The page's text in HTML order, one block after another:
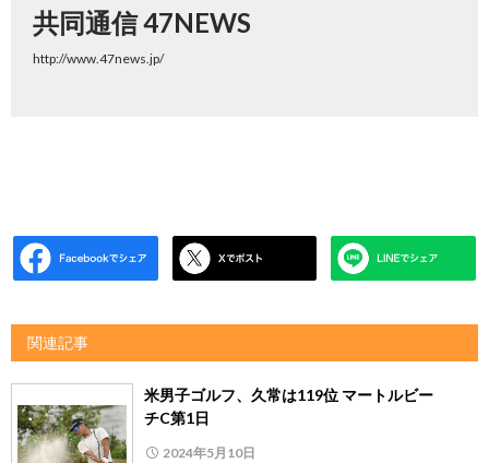
共同通信 47NEWS
http://www.47news.jp/
関連記事
米男子ゴルフ、久常は119位 マートルビー
チC第1日
2024年5月10日